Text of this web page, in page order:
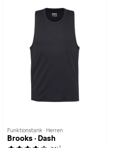
Funktionstank · Herren
Brooks · Dash
1